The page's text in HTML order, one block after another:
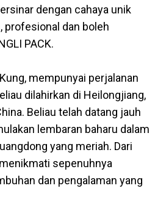
dengan cahaya unik
profesional dan boleh
PACK.
mempunyai perjalanan
dilahirkan di Heilongjiang,
Beliau telah datang jauh
lembaran baharu dalam
yang meriah. Dari
sepenuhnya
dan pengalaman yang